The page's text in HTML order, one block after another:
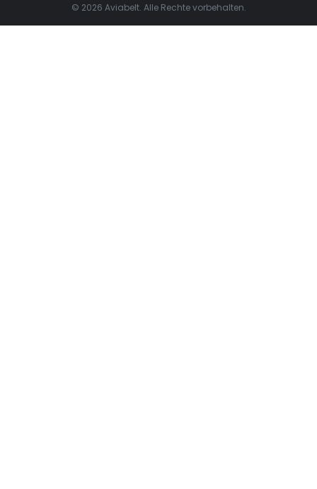
© 2026 Aviabelt. Alle Rechte vorbehalten.